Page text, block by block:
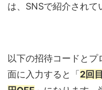
は、SNSで紹介されて
以下の招待コードと
面に入力すると「2回